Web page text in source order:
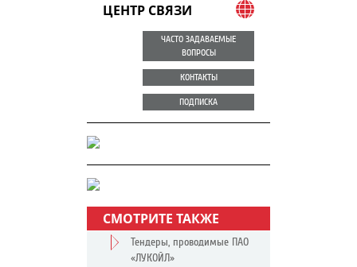
ЦЕНТР СВЯЗИ
ЧАСТО ЗАДАВАЕМЫЕ
ВОПРОСЫ
КОНТАКТЫ
ПОДПИСКА
СМОТРИТЕ ТАКЖЕ
Тендеры, проводимые ПАО
«ЛУКОЙЛ»